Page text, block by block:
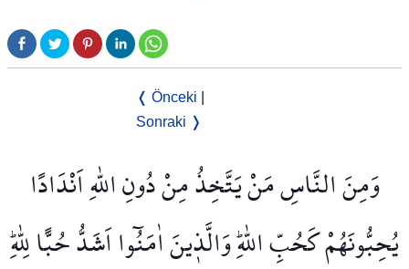
❬ Önceki
Sonraki ❭
وَمِنَ النَّاسِ مَنْ يَتَّخِذُ مِنْ دُونِ اللّٰهِ اَنْدَادًا
يُحِبُّونَهُمْ كَحُبِّ اللّٰهِۜ وَالَّذ۪ينَ اٰمَنُٓوا اَشَدُّ حُبًّا لِلّٰهِۜ